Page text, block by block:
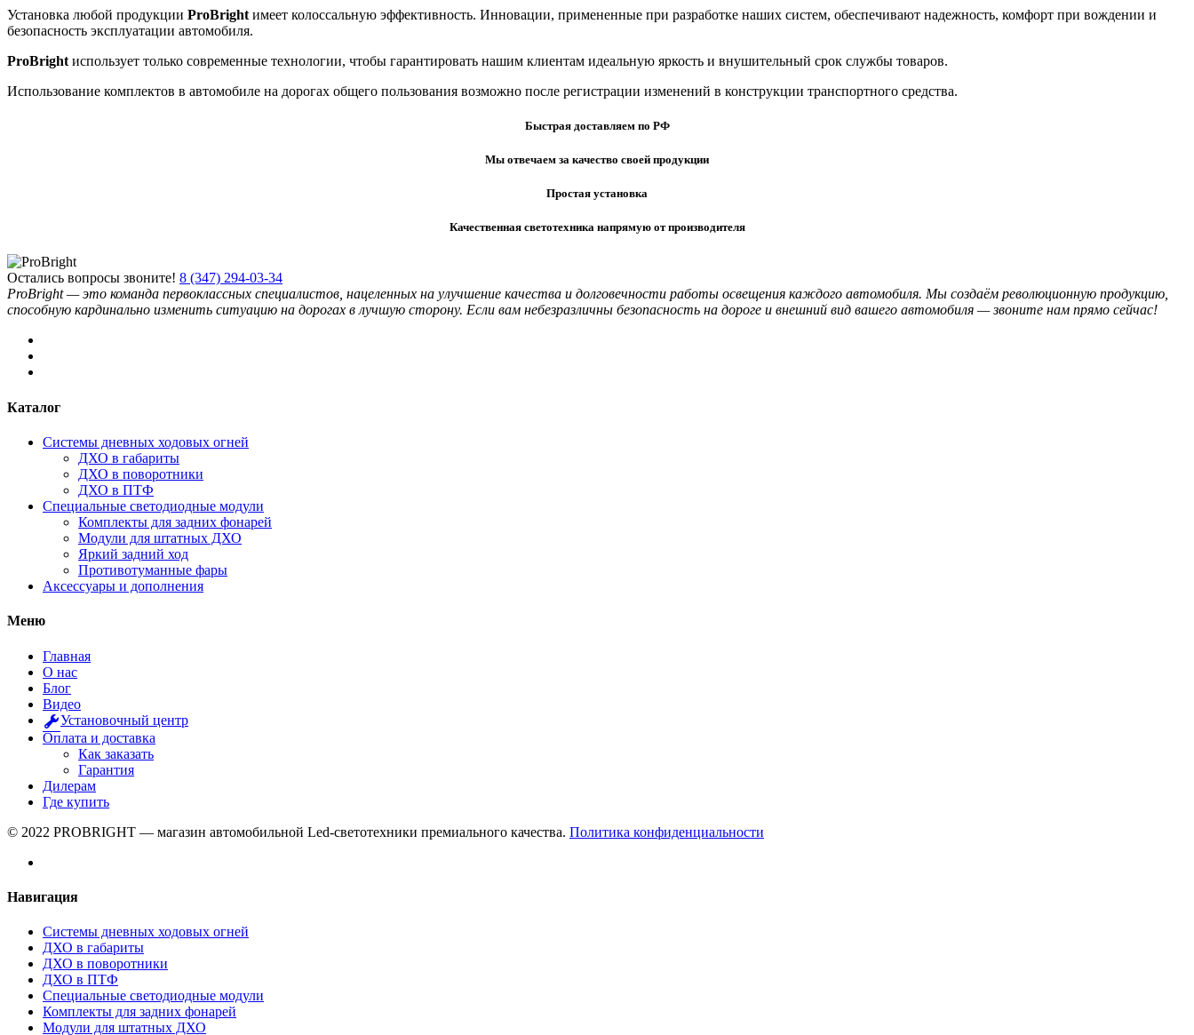
Установка любой продукции ProBright имеет колоссальную эффективность. Инновации, примененные при разработке наших систем, обеспечивают надежность, комфорт при вождении и
безопасность эксплуатации автомобиля.
ProBright использует только современные технологии, чтобы гарантировать нашим клиентам идеальную яркость и внушительный срок службы товаров.
Использование комплектов в автомобиле на дорогах общего пользования возможно после регистрации изменений в конструкции транспортного средства.
Быстрая доставляем по РФ
Мы отвечаем за качество своей продукции
Простая установка
Качественная светотехника напрямую от производителя
Остались вопросы звоните! 8 (347) 294-03-34
ProBright — это команда первоклассных специалистов, нацеленных на улучшение качества и долговечности работы освещения каждого автомобиля. Мы создаём революционную продукцию,
способную кардинально изменить ситуацию на дорогах в лучшую сторону. Если вам небезразличны безопасность на дороге и внешний вид вашего автомобиля — звоните нам прямо сейчас!
Каталог
Системы дневных ходовых огней
ДХО в габариты
ДХО в поворотники
ДХО в ПТФ
Специальные светодиодные модули
Комплекты для задних фонарей
Модули для штатных ДХО
Яркий задний ход
Противотуманные фары
Аксессуары и дополнения
Меню
Главная
О нас
Блог
Видео
Установочный центр
Оплата и доставка
Как заказать
Гарантия
Дилерам
Где купить
© 2022 PROBRIGHT — магазин автомобильной Led-светотехники премиального качества. Политика конфиденциальности
Навигация
Системы дневных ходовых огней
ДХО в габариты
ДХО в поворотники
ДХО в ПТФ
Специальные светодиодные модули
Комплекты для задних фонарей
Модули для штатных ДХО